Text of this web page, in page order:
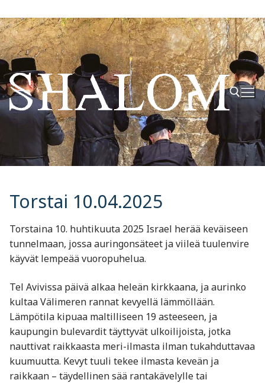
Hyppää
sisältöön
Hae:
Torstai 10.04.2025
Torstaina 10. huhtikuuta 2025 Israel herää keväiseen
tunnelmaan, jossa auringonsäteet ja viileä tuulenvire
käyvät lempeää vuoropuhelua.
Tel Avivissa päivä alkaa heleän kirkkaana, ja aurinko
kultaa Välimeren rannat kevyellä lämmöllään.
Lämpötila kipuaa maltilliseen 19 asteeseen, ja
kaupungin bulevardit täyttyvät ulkoilijoista, jotka
nauttivat raikkaasta meri-ilmasta ilman tukahduttavaa
kuumuutta. Kevyt tuuli tekee ilmasta keveän ja
raikkaan – täydellinen sää rantakävelylle tai